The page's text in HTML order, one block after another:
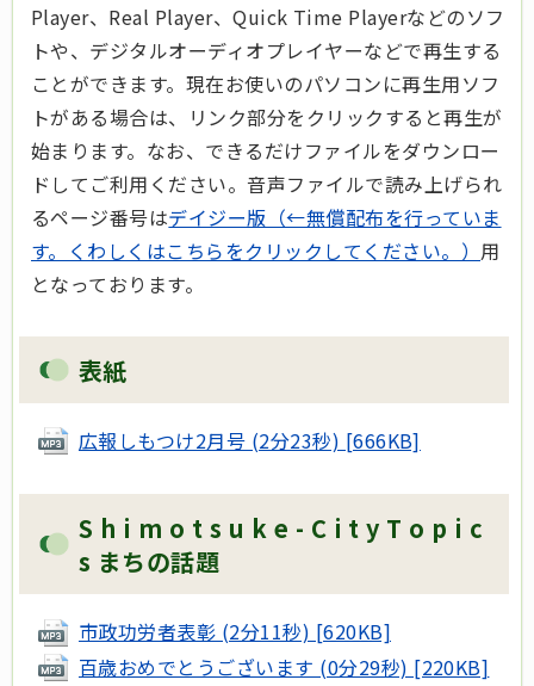
Player、Real Player、Quick Time Playerなどのソフ
トや、デジタルオーディオプレイヤーなどで再生する
ことができます。現在お使いのパソコンに再生用ソフ
トがある場合は、リンク部分をクリックすると再生が
始まります。なお、できるだけファイルをダウンロー
ドしてご利用ください。音声ファイルで読み上げられ
るページ番号はデイジー版（←無償配布を行っていま
す。くわしくはこちらをクリックしてください。） 用
となっております。
表紙
広報しもつけ2月号 (2分23秒) [666KB]
S h i m o t s u k e - C i t y T o p i c
s まちの話題
市政功労者表彰 (2分11秒) [620KB]
百歳おめでとうございます (0分29秒) [220KB]